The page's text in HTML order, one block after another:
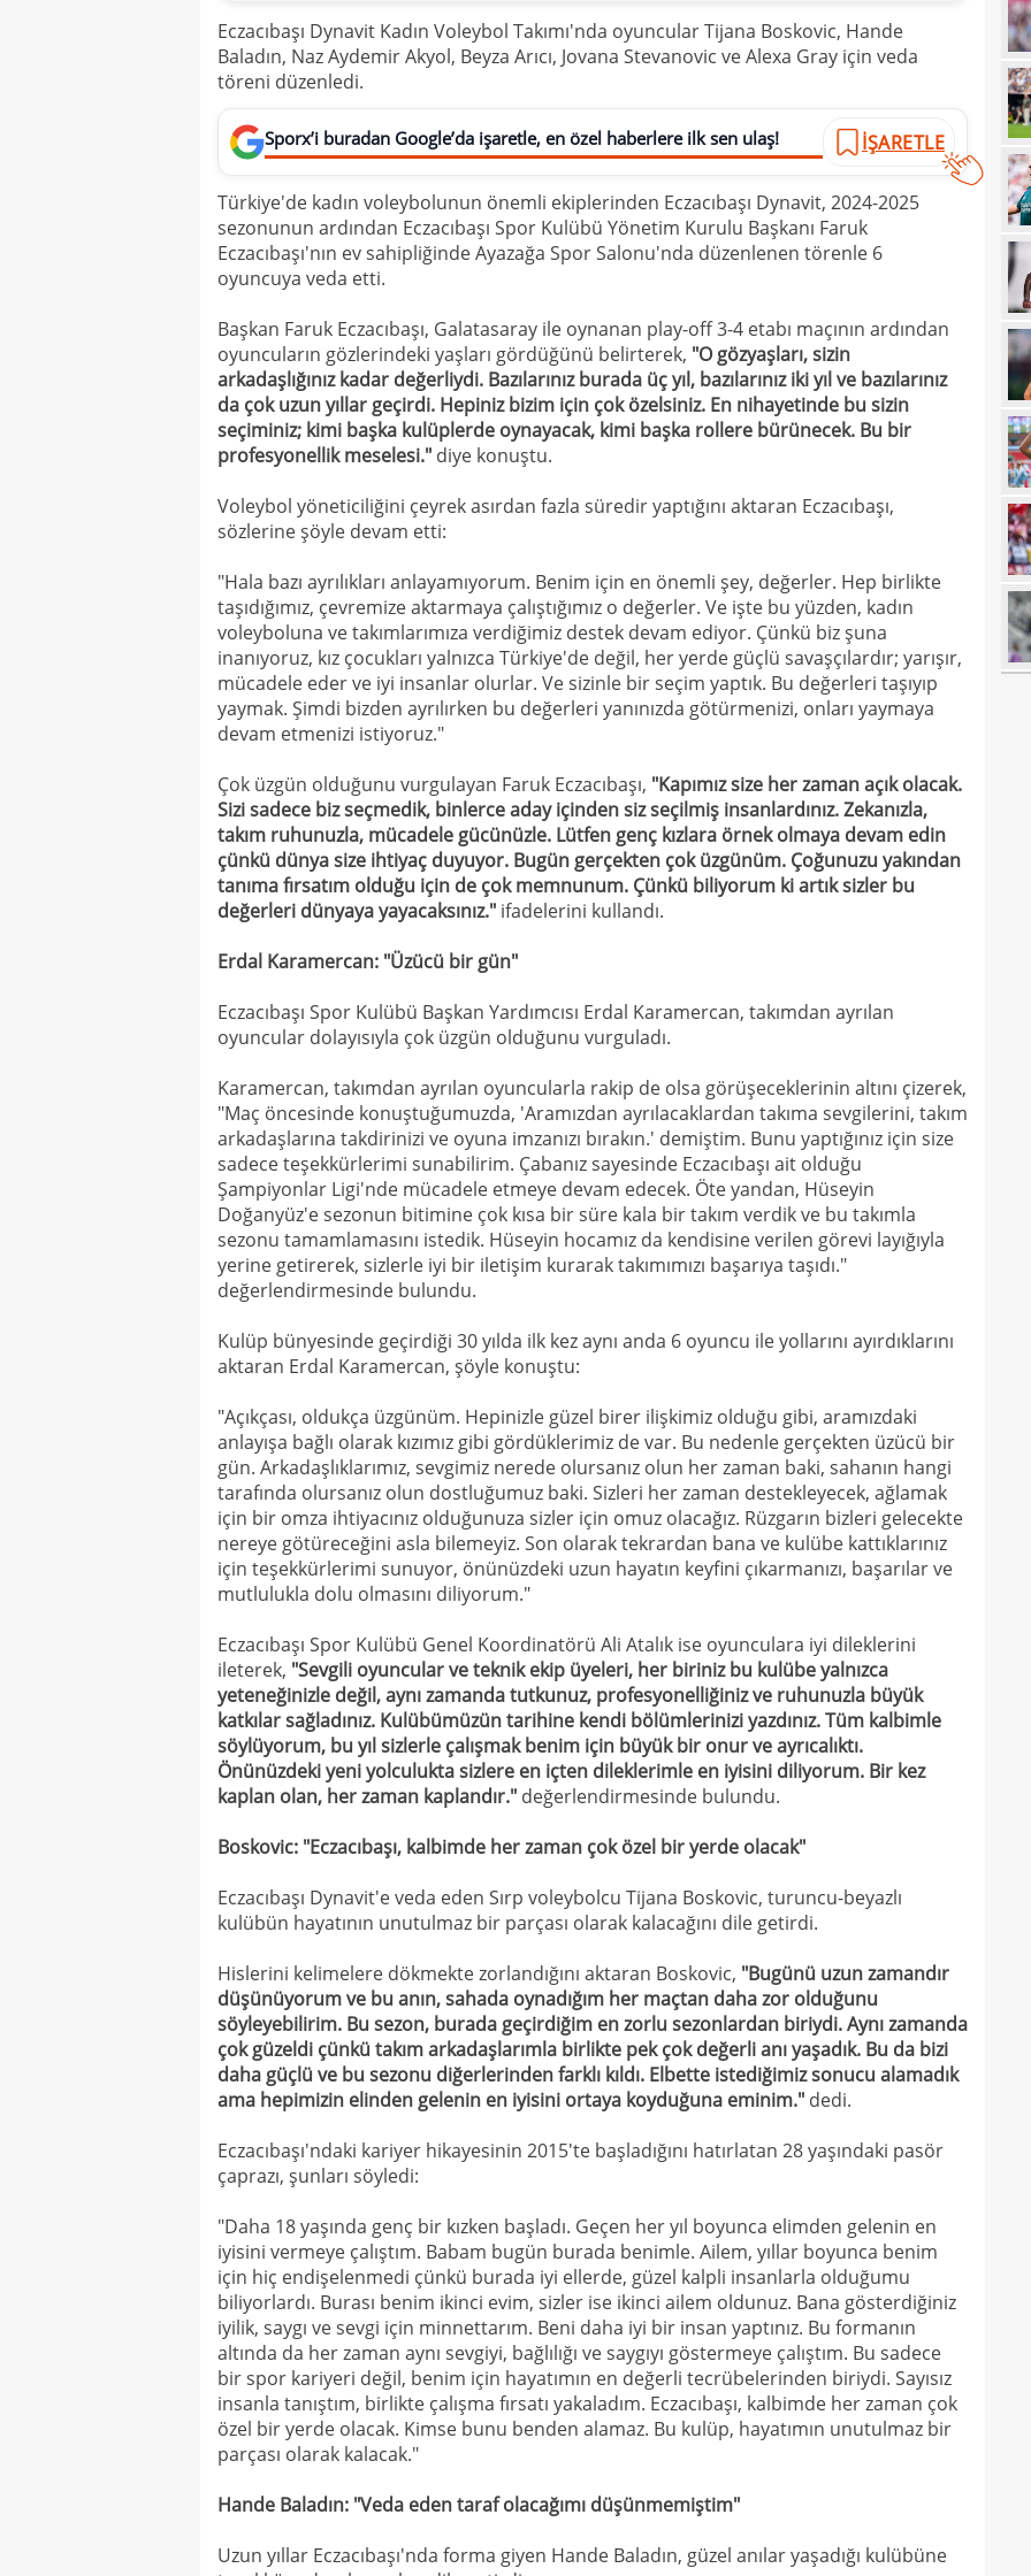
Eczacıbaşı Dynavit Kadın Voleybol Takımı'nda oyuncular Tijana Boskovic, Hande
Baladın, Naz Aydemir Akyol, Beyza Arıcı, Jovana Stevanovic ve Alexa Gray için veda
töreni düzenledi.
Sporx’i buradan Google’da işaretle, en özel haberlere ilk sen ulaş! İŞARETLE
Türkiye'de kadın voleybolunun önemli ekiplerinden Eczacıbaşı Dynavit, 2024-2025
sezonunun ardından Eczacıbaşı Spor Kulübü Yönetim Kurulu Başkanı Faruk
Eczacıbaşı'nın ev sahipliğinde Ayazağa Spor Salonu'nda düzenlenen törenle 6
oyuncuya veda etti.
Başkan Faruk Eczacıbaşı, Galatasaray ile oynanan play-off 3-4 etabı maçının ardından
oyuncuların gözlerindeki yaşları gördüğünü belirterek, "O gözyaşları, sizin
arkadaşlığınız kadar değerliydi. Bazılarınız burada üç yıl, bazılarınız iki yıl ve bazılarınız
da çok uzun yıllar geçirdi. Hepiniz bizim için çok özelsiniz. En nihayetinde bu sizin
seçiminiz; kimi başka kulüplerde oynayacak, kimi başka rollere bürünecek. Bu bir
profesyonellik meselesi." diye konuştu.
Voleybol yöneticiliğini çeyrek asırdan fazla süredir yaptığını aktaran Eczacıbaşı,
sözlerine şöyle devam etti:
"Hala bazı ayrılıkları anlayamıyorum. Benim için en önemli şey, değerler. Hep birlikte
taşıdığımız, çevremize aktarmaya çalıştığımız o değerler. Ve işte bu yüzden, kadın
voleyboluna ve takımlarımıza verdiğimiz destek devam ediyor. Çünkü biz şuna
inanıyoruz, kız çocukları yalnızca Türkiye'de değil, her yerde güçlü savaşçılardır; yarışır,
mücadele eder ve iyi insanlar olurlar. Ve sizinle bir seçim yaptık. Bu değerleri taşıyıp
yaymak. Şimdi bizden ayrılırken bu değerleri yanınızda götürmenizi, onları yaymaya
devam etmenizi istiyoruz."
Çok üzgün olduğunu vurgulayan Faruk Eczacıbaşı, "Kapımız size her zaman açık olacak.
Sizi sadece biz seçmedik, binlerce aday içinden siz seçilmiş insanlardınız. Zekanızla,
takım ruhunuzla, mücadele gücünüzle. Lütfen genç kızlara örnek olmaya devam edin
çünkü dünya size ihtiyaç duyuyor. Bugün gerçekten çok üzgünüm. Çoğunuzu yakından
tanıma fırsatım olduğu için de çok memnunum. Çünkü biliyorum ki artık sizler bu
değerleri dünyaya yayacaksınız." ifadelerini kullandı.
Erdal Karamercan: "Üzücü bir gün"
Eczacıbaşı Spor Kulübü Başkan Yardımcısı Erdal Karamercan, takımdan ayrılan
oyuncular dolayısıyla çok üzgün olduğunu vurguladı.
Karamercan, takımdan ayrılan oyuncularla rakip de olsa görüşeceklerinin altını çizerek,
"Maç öncesinde konuştuğumuzda, 'Aramızdan ayrılacaklardan takıma sevgilerini, takım
arkadaşlarına takdirinizi ve oyuna imzanızı bırakın.' demiştim. Bunu yaptığınız için size
sadece teşekkürlerimi sunabilirim. Çabanız sayesinde Eczacıbaşı ait olduğu
Şampiyonlar Ligi'nde mücadele etmeye devam edecek. Öte yandan, Hüseyin
Doğanyüz'e sezonun bitimine çok kısa bir süre kala bir takım verdik ve bu takımla
sezonu tamamlamasını istedik. Hüseyin hocamız da kendisine verilen görevi layığıyla
yerine getirerek, sizlerle iyi bir iletişim kurarak takımımızı başarıya taşıdı."
değerlendirmesinde bulundu.
Kulüp bünyesinde geçirdiği 30 yılda ilk kez aynı anda 6 oyuncu ile yollarını ayırdıklarını
aktaran Erdal Karamercan, şöyle konuştu:
"Açıkçası, oldukça üzgünüm. Hepinizle güzel birer ilişkimiz olduğu gibi, aramızdaki
anlayışa bağlı olarak kızımız gibi gördüklerimiz de var. Bu nedenle gerçekten üzücü bir
gün. Arkadaşlıklarımız, sevgimiz nerede olursanız olun her zaman baki, sahanın hangi
tarafında olursanız olun dostluğumuz baki. Sizleri her zaman destekleyecek, ağlamak
için bir omza ihtiyacınız olduğunuza sizler için omuz olacağız. Rüzgarın bizleri gelecekte
nereye götüreceğini asla bilemeyiz. Son olarak tekrardan bana ve kulübe kattıklarınız
için teşekkürlerimi sunuyor, önünüzdeki uzun hayatın keyfini çıkarmanızı, başarılar ve
mutlulukla dolu olmasını diliyorum."
Eczacıbaşı Spor Kulübü Genel Koordinatörü Ali Atalık ise oyunculara iyi dileklerini
ileterek, "Sevgili oyuncular ve teknik ekip üyeleri, her biriniz bu kulübe yalnızca
yeteneğinizle değil, aynı zamanda tutkunuz, profesyonelliğiniz ve ruhunuzla büyük
katkılar sağladınız. Kulübümüzün tarihine kendi bölümlerinizi yazdınız. Tüm kalbimle
söylüyorum, bu yıl sizlerle çalışmak benim için büyük bir onur ve ayrıcalıktı.
Önünüzdeki yeni yolculukta sizlere en içten dileklerimle en iyisini diliyorum. Bir kez
kaplan olan, her zaman kaplandır." değerlendirmesinde bulundu.
Boskovic: "Eczacıbaşı, kalbimde her zaman çok özel bir yerde olacak"
Eczacıbaşı Dynavit'e veda eden Sırp voleybolcu Tijana Boskovic, turuncu-beyazlı
kulübün hayatının unutulmaz bir parçası olarak kalacağını dile getirdi.
Hislerini kelimelere dökmekte zorlandığını aktaran Boskovic, "Bugünü uzun zamandır
düşünüyorum ve bu anın, sahada oynadığım her maçtan daha zor olduğunu
söyleyebilirim. Bu sezon, burada geçirdiğim en zorlu sezonlardan biriydi. Aynı zamanda
çok güzeldi çünkü takım arkadaşlarımla birlikte pek çok değerli anı yaşadık. Bu da bizi
daha güçlü ve bu sezonu diğerlerinden farklı kıldı. Elbette istediğimiz sonucu alamadık
ama hepimizin elinden gelenin en iyisini ortaya koyduğuna eminim." dedi.
Eczacıbaşı'ndaki kariyer hikayesinin 2015'te başladığını hatırlatan 28 yaşındaki pasör
çaprazı, şunları söyledi:
"Daha 18 yaşında genç bir kızken başladı. Geçen her yıl boyunca elimden gelenin en
iyisini vermeye çalıştım. Babam bugün burada benimle. Ailem, yıllar boyunca benim
için hiç endişelenmedi çünkü burada iyi ellerde, güzel kalpli insanlarla olduğumu
biliyorlardı. Burası benim ikinci evim, sizler ise ikinci ailem oldunuz. Bana gösterdiğiniz
iyilik, saygı ve sevgi için minnettarım. Beni daha iyi bir insan yaptınız. Bu formanın
altında da her zaman aynı sevgiyi, bağlılığı ve saygıyı göstermeye çalıştım. Bu sadece
bir spor kariyeri değil, benim için hayatımın en değerli tecrübelerinden biriydi. Sayısız
insanla tanıştım, birlikte çalışma fırsatı yakaladım. Eczacıbaşı, kalbimde her zaman çok
özel bir yerde olacak. Kimse bunu benden alamaz. Bu kulüp, hayatımın unutulmaz bir
parçası olarak kalacak."
Hande Baladın: "Veda eden taraf olacağımı düşünmemiştim"
Uzun yıllar Eczacıbaşı'nda forma giyen Hande Baladın, güzel anılar yaşadığı kulübüne